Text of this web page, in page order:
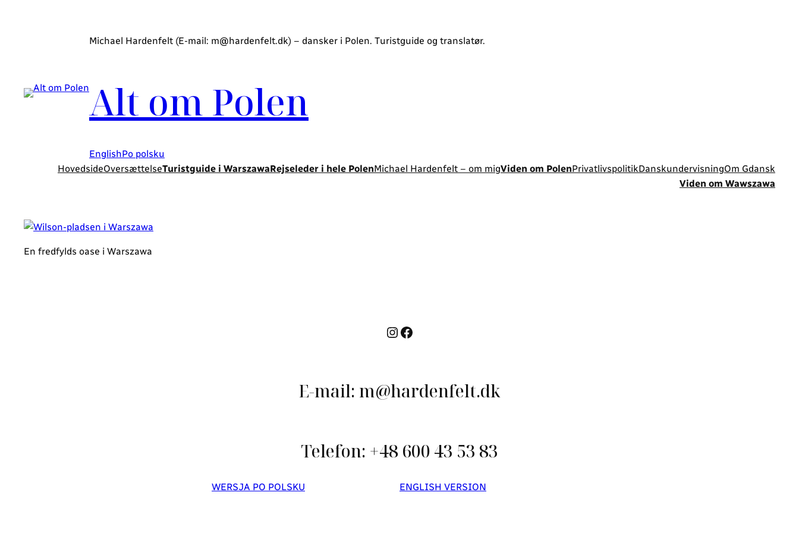
Michael Hardenfelt (E-mail: m@hardenfelt.dk) – dansker i Polen. Turistguide og translatør.
Alt om Polen
EnglishPo polsku
HovedsideOversættelseTuristguide i WarszawaRejseleder i hele PolenMichael Hardenfelt – om migViden om PolenPrivatlivspolitikDanskundervisningOm Gdansk
Viden om Wawszawa
En fredfylds oase i Warszawa
Instagram
Facebook
E-mail: m@hardenfelt.dk
Telefon: +48 600 43 53 83
WERSJA PO POLSKU ENGLISH VERSION